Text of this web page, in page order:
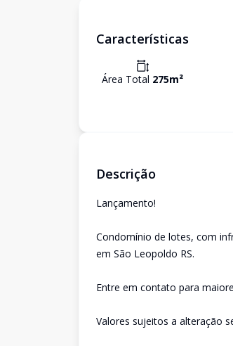
Características
Área Total 275m²
Descrição
Lançamento!
Condomínio de lotes, com
em São Leopoldo RS.
Entre em contato para
Valores sujeitos a alteração